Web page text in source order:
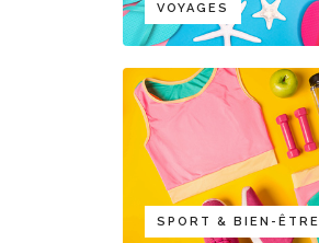
VOYAGES
SPORT & BIEN-ÊTRE